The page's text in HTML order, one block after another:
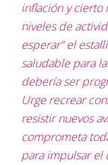
inflación y cierto
niveles de
esperar” el
saludable para
debería ser
Urge recrear
resistir nuevos
comprometa
para impulsar el